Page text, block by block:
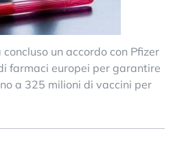
concluso un accordo con Pfizer
farmaci europei per garantire
a 325 milioni di vaccini per